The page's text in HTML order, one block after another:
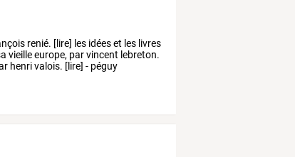
renié. [lire] les idéeset les livres
vieilleeurope, parvincent lebreton.
henrivalois. [lire] - péguy